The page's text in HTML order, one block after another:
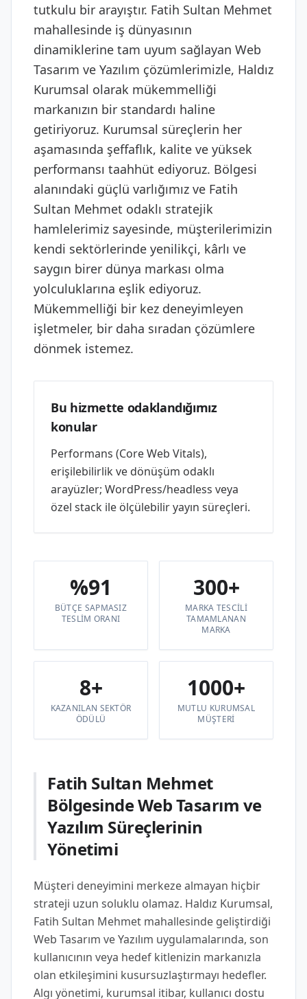
tutkulu bir arayıştır. Fatih Sultan Mehmet
mahallesinde iş dünyasının
dinamiklerine tam uyum sağlayan Web
Tasarım ve Yazılım çözümlerimizle, Haldız
Kurumsal olarak mükemmelliği
markanızın bir standardı haline
getiriyoruz. Kurumsal süreçlerin her
aşamasında şeffaflık, kalite ve yüksek
performansı taahhüt ediyoruz. Bölgesi
alanındaki güçlü varlığımız ve Fatih
Sultan Mehmet odaklı stratejik
hamlelerimiz sayesinde, müşterilerimizin
kendi sektörlerinde yenilikçi, kârlı ve
saygın birer dünya markası olma
yolculuklarına eşlik ediyoruz.
Mükemmelliği bir kez deneyimleyen
işletmeler, bir daha sıradan çözümlere
dönmek istemez.
Bu hizmette odaklandığımız
konular
Performans (Core Web Vitals),
erişilebilirlik ve dönüşüm odaklı
arayüzler; WordPress/headless veya
özel stack ile ölçülebilir yayın süreçleri.
%91
BÜTÇE SAPMASIZ
TESLIM ORANI
300+
MARKA TESCILI
TAMAMLANAN
MARKA
8+
KAZANILAN SEKTÖR
ÖDÜLÜ
1000+
MUTLU KURUMSAL
MÜŞTERI
Fatih Sultan Mehmet
Bölgesinde Web Tasarım ve
Yazılım Süreçlerinin
Yönetimi
Müşteri deneyimini merkeze almayan hiçbir
strateji uzun soluklu olamaz. Haldız Kurumsal,
Fatih Sultan Mehmet mahallesinde geliştirdiği
Web Tasarım ve Yazılım uygulamalarında, son
kullanıcının veya hedef kitlenizin markanızla
olan etkileşimini kusursuzlaştırmayı hedefler.
Algı yönetimi, kurumsal itibar, kullanıcı dostu